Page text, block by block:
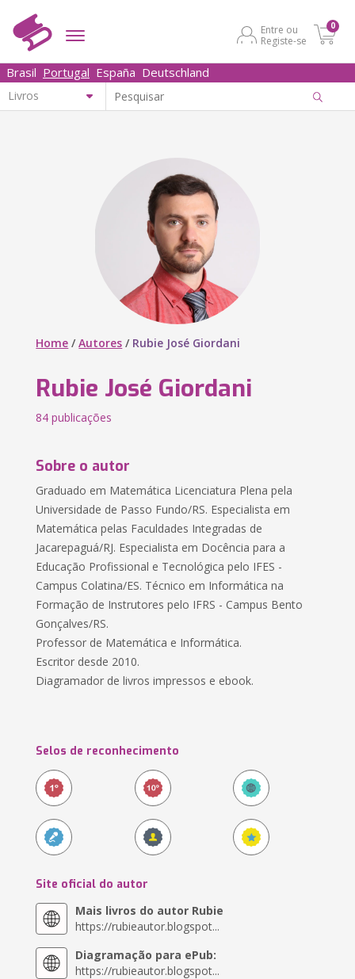
Entre ou
Registe-se
0
Brasil Portugal España Deutschland
Home /Autores / Rubie José Giordani
Rubie José Giordani
84 publicações
Sobre o autor
Graduado em Matemática Licenciatura Plena pela
Universidade de Passo Fundo/RS. Especialista em
Matemática pelas Faculdades Integradas de
Jacarepaguá/RJ. Especialista em Docência para a
Educação Profissional e Tecnológica pelo IFES -
Campus Colatina/ES. Técnico em Informática na
Formação de Instrutores pelo IFRS - Campus Bento
Gonçalves/RS.
Professor de Matemática e Informática.
Escritor desde 2010.
Diagramador de livros impressos e ebook.
Selos de reconhecimento
Site oficial do autor
Mais livros do autor Rubie
https://rubieautor.blogspot...
Diagramação para ePub:
https://rubieautor.blogspot...